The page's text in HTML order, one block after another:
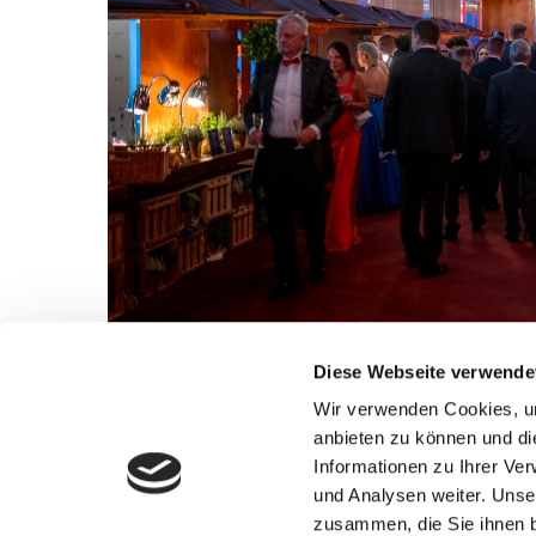
Diese Webseite
Wir verwenden Cookies,
anbieten zu können und
Informationen zu Ihrer
und Analysen weiter.
zusammen, die Sie ihnen